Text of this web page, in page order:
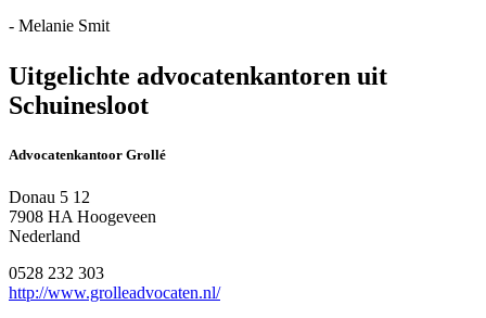
- Melanie Smit
Uitgelichte advocatenkantoren uit
Schuinesloot
Advocatenkantoor Grollé
Donau 5 12
7908 HA Hoogeveen
Nederland
0528 232 303
http://www.grolleadvocaten.nl/